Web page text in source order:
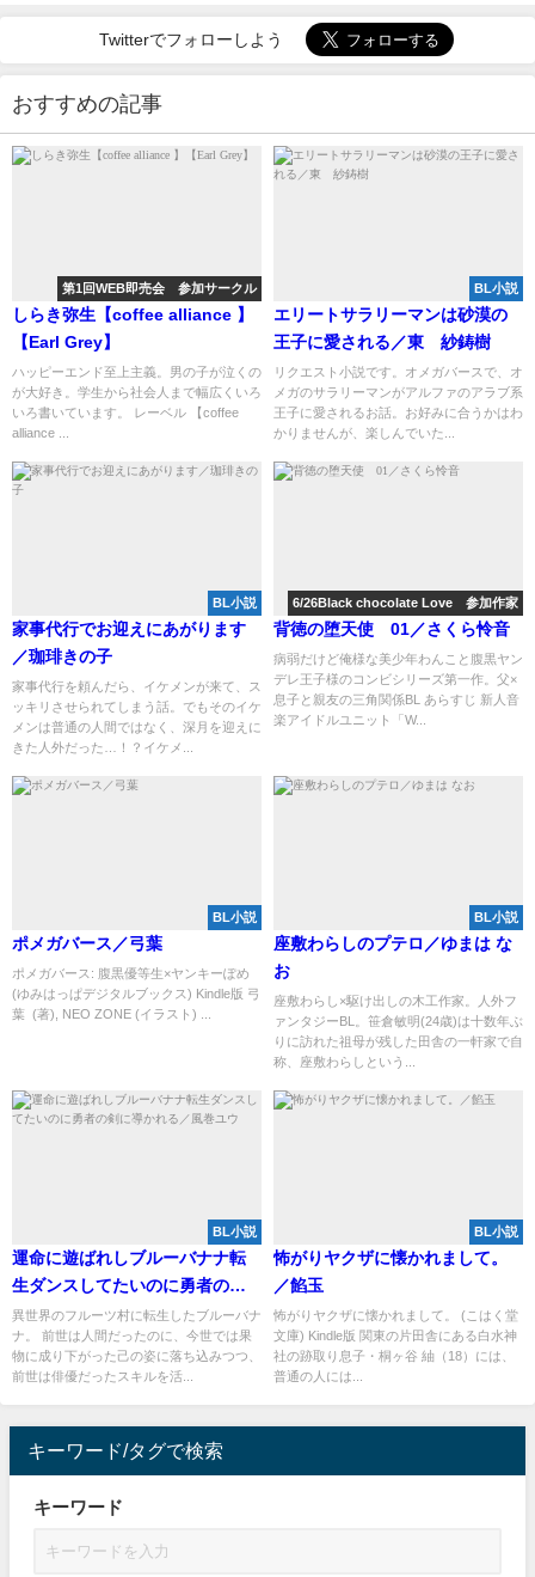
Twitterでフォローしよう
おすすめの記事
第1回WEB即売会 参加サークル
しらき弥生【coffee alliance 】
【Earl Grey】
ハッピーエンド至上主義。男の子が泣くの
が大好き。学生から社会人まで幅広くいろ
いろ書いています。 レーベル 【coffee
alliance ...
BL小説
エリートサラリーマンは砂漠の
王子に愛される／東 紗鋳樹
リクエスト小説です。オメガバースで、オ
メガのサラリーマンがアルファのアラブ系
王子に愛されるお話。お好みに合うかはわ
かりませんが、楽しんでいた...
BL小説
家事代行でお迎えにあがります
／珈琲きの子
家事代行を頼んだら、イケメンが来て、ス
ッキリさせられてしまう話。でもそのイケ
メンは普通の人間ではなく、深月を迎えに
きた人外だった…！？イケメ...
6/26Black chocolate Love 参加作家
背徳の堕天使 01／さくら怜音
病弱だけど俺様な美少年わんこと腹黒ヤン
デレ王子様のコンビシリーズ第一作。父×
息子と親友の三角関係BL あらすじ 新人音
楽アイドルユニット「W...
BL小説
ポメガバース／弓葉
ポメガバース: 腹黒優等生×ヤンキーぽめ
(ゆみはっぱデジタルブックス) Kindle版 弓
葉 (著), NEO ZONE (イラスト) ...
BL小説
座敷わらしのプテロ／ゆまは な
お
座敷わらし×駆け出しの木工作家。人外フ
ァンタジーBL。笹倉敏明(24歳)は十数年ぶ
りに訪れた祖母が残した田舎の一軒家で自
称、座敷わらしという...
BL小説
運命に遊ばれしブルーバナナ転
生ダンスしてたいのに勇者の剣
に導かれる／風巻ユウ
異世界のフルーツ村に転生したブルーバナ
ナ。 前世は人間だったのに、今世では果
物に成り下がった己の姿に落ち込みつつ、
前世は俳優だったスキルを活...
BL小説
怖がりヤクザに懐かれまして。
／餡玉
怖がりヤクザに懐かれまして。 (こはく堂
文庫) Kindle版 関東の片田舎にある白水神
社の跡取り息子・桐ヶ谷 紬（18）には、
普通の人には...
キーワード/タグで検索
キーワード